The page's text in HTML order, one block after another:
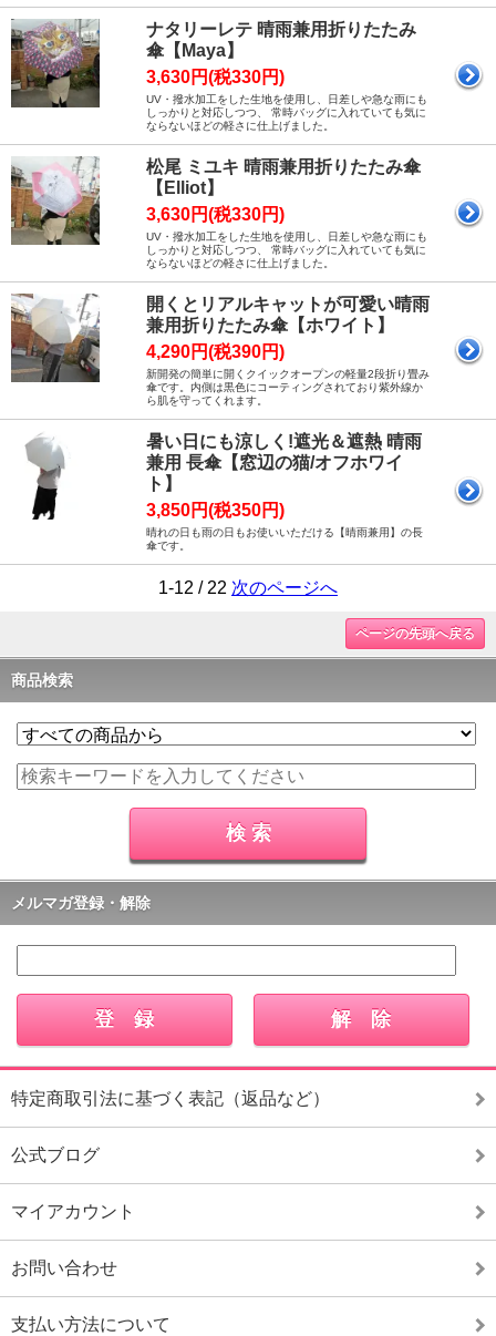
ナタリーレテ 晴雨兼用折りたたみ
傘【Maya】
3,630円(税330円)
UV・撥水加工をした生地を使用し、日差しや急な雨にも
しっかりと対応しつつ、 常時バッグに入れていても気に
ならないほどの軽さに仕上げました。
松尾 ミユキ 晴雨兼用折りたたみ傘
【Elliot】
3,630円(税330円)
UV・撥水加工をした生地を使用し、日差しや急な雨にも
しっかりと対応しつつ、 常時バッグに入れていても気に
ならないほどの軽さに仕上げました。
開くとリアルキャットが可愛い晴雨
兼用折りたたみ傘【ホワイト】
4,290円(税390円)
新開発の簡単に開くクイックオープンの軽量2段折り畳み
傘です。内側は黒色にコーティングされており紫外線か
ら肌を守ってくれます。
暑い日にも涼しく!遮光＆遮熱 晴雨
兼用 長傘【窓辺の猫/オフホワイ
ト】
3,850円(税350円)
晴れの日も雨の日もお使いいただける【晴雨兼用】の長
傘です。
1-12 / 22 次のページへ
ページの先頭へ戻る
商品検索
メルマガ登録・解除
特定商取引法に基づく表記（返品など）
公式ブログ
マイアカウント
お問い合わせ
支払い方法について